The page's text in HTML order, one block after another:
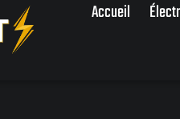
Accueil